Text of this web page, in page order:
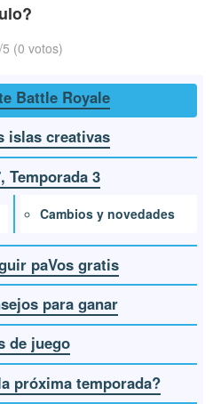
/5 (0 votos)
Battle Royale
islas creativas
Temporada 3
Cambios y novedades
paVos gratis
para ganar
de juego
próxima temporada?